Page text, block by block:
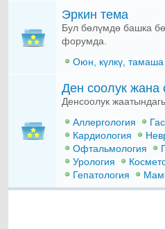
Эркин тема
Бул бөлүмдө башка
форумда.
Оюн, күлкү, тамаша
Ден соолук жана
Денсоолук
Аллергология
Кардиология
Офтальмология
Урология
Гепатология